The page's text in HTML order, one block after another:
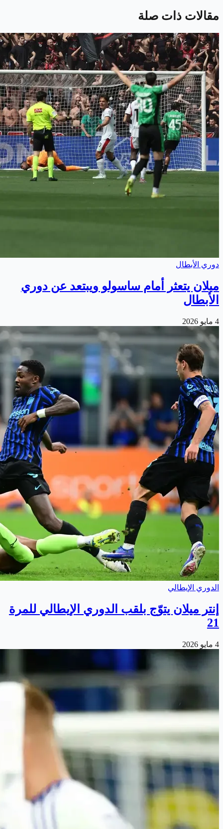
مقالات ذات صلة
دوري الأبطال
ميلان يتعثر أمام ساسولو ويبتعد عن دوري
الأبطال
4 مايو 2026
الدوري الإيطالي
إنتر ميلان يتوّج بلقب الدوري الإيطالي للمرة
21
4 مايو 2026